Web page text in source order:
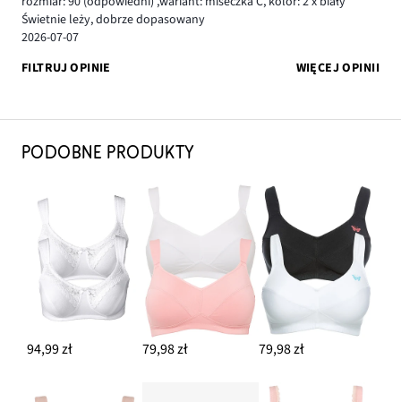
Świetnie leży, dobrze dopasowany
2026-07-07
FILTRUJ OPINIE
WIĘCEJ OPINII
PODOBNE PRODUKTY
94,99 zł 79,98 zł 79,98 zł